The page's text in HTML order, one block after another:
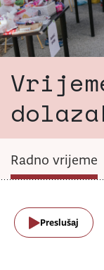
Radno vrijeme
Preslušaj